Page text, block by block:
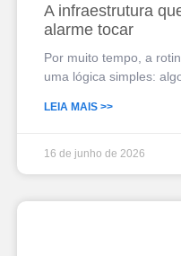
A infraestrutura
alarme tocar
Por muito tempo, a
uma lógica simples:
LEIA MAIS >>
16 de junho de 2026